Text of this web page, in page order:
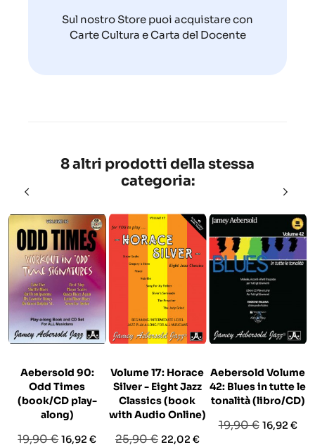
Sul nostro Store puoi acquistare con
Carte Cultura e Carta del Docente
8 altri prodotti della stessa
categoria:
Aebersold 90:
Odd Times
(book/CD play-
along)
Prezzo
19,90 €Prezzo
16,92 €
Volume 17: Horace
Silver - Eight Jazz
Classics (book
with Audio Online)
Prezzo
25,90 € Prezzo
22,02 €
Aebersold Volume
42: Blues in tutte le
tonalità (libro/CD)
Prezzo
19,90 € Prezzo
16,92 €